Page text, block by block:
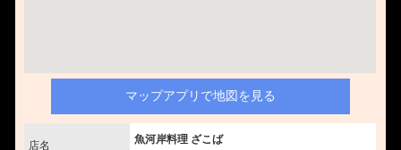
マップアプリで地図を見る
店名 魚河岸料理 ざこば